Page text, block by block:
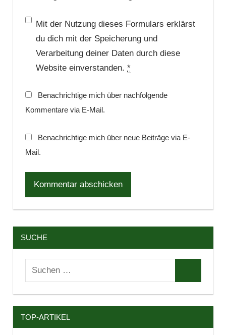
Mit der Nutzung dieses Formulars erklärst
du dich mit der Speicherung und
Verarbeitung deiner Daten durch diese
Website einverstanden. *
Benachrichtige mich über nachfolgende
Kommentare via E-Mail.
Benachrichtige mich über neue Beiträge via E-
Mail.
SUCHE
Suchen
TOP-ARTIKEL